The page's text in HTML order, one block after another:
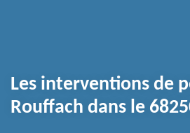
Les interventions de
Rouffach dans le